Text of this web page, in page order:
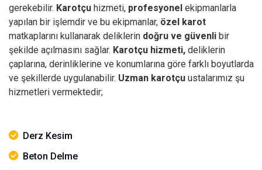
gerekebilir. Karotçu hizmeti, profesyonel ekipmanlarla
yapılan bir işlemdir ve bu ekipmanlar, özel karot
matkaplarını kullanarak deliklerin doğru ve güvenli bir
şekilde açılmasını sağlar. Karotçu hizmeti, deliklerin
çaplarına, derinliklerine ve konumlarına göre farklı boyutlarda
ve şekillerde uygulanabilir. Uzman karotçu ustalarımız şu
hizmetleri vermektedir;
Derz Kesim
Beton Delme